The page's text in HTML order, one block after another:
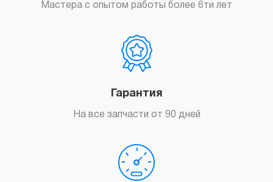
Мастера с опытом работы более 6ти лет
Гарантия
На все запчасти от 90 дней